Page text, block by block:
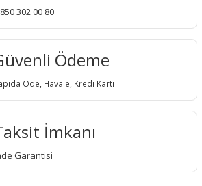
302 00 80
Ödeme
Öde, Havale, Kredi Kartı
İmkanı
Garantisi